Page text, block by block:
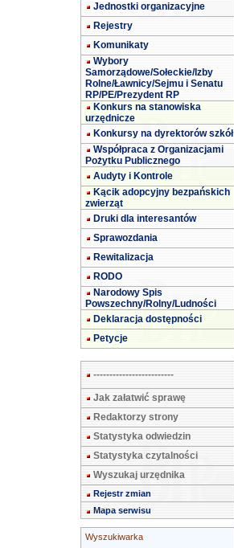
Jednostki organizacyjne
Rejestry
Komunikaty
Wybory
Samorządowe/Sołeckie/Izby
Rolne/Ławnicy/Sejmu i Senatu
RP/PE/Prezydent RP
Konkurs na stanowiska
urzędnicze
Konkursy na dyrektorów szkół
Współpraca z Organizacjami
Pożytku Publicznego
Audyty i Kontrole
Kącik adopcyjny bezpańskich
zwierząt
Druki dla interesantów
Sprawozdania
Rewitalizacja
RODO
Narodowy Spis
Powszechny/Rolny/Ludności
Deklaracja dostępności
Petycje
-------------------------
Jak załatwić sprawę
Redaktorzy strony
Statystyka odwiedzin
Statystyka czytalności
Wyszukaj urzędnika
Rejestr zmian
Mapa serwisu
Wyszukiwarka